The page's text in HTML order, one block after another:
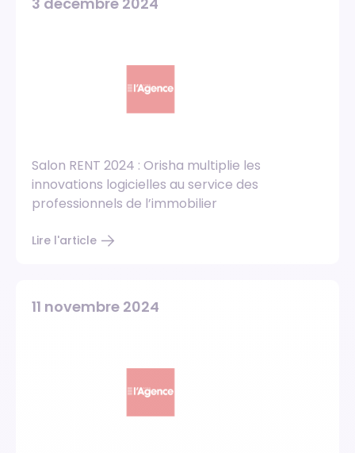
Salon RENT 2024 : Orisha multiplie les
innovations logicielles au service des
professionnels de l’immobilier
Lire l'article
11 novembre 2024